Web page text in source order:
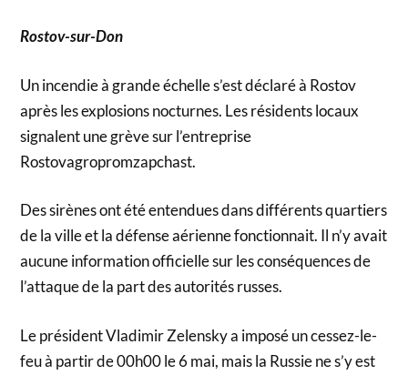
Rostov-sur-Don
Un incendie à grande échelle s’est déclaré à Rostov
après les explosions nocturnes. Les résidents locaux
signalent une grève sur l’entreprise
Rostovagropromzapchast.
Des sirènes ont été entendues dans différents quartiers
de la ville et la défense aérienne fonctionnait. Il n’y avait
aucune information officielle sur les conséquences de
l’attaque de la part des autorités russes.
Le président Vladimir Zelensky a imposé un cessez-le-
feu à partir de 00h00 le 6 mai, mais la Russie ne s’y est